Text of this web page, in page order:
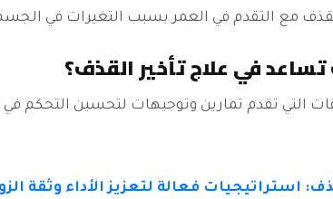
مع التقدم في العمر بسبب التغيرات في
التي تقدم تمارين وتوجيهات لتحسين التحكم
استراتيجيات فعالة لتعزيز الأداء وثقة